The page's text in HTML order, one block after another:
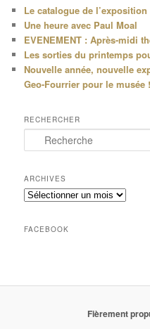
Le catalogue de
Une heure avec Paul Moal
EVENEMENT : Après-midi
Les sorties du printemps
Nouvelle année, nouvelle
Geo-Fourrier pour le musée !
RECHERCHER
e
h
e
r
h
ARCHIVES
Archives
FACEBOOK
Fièrement